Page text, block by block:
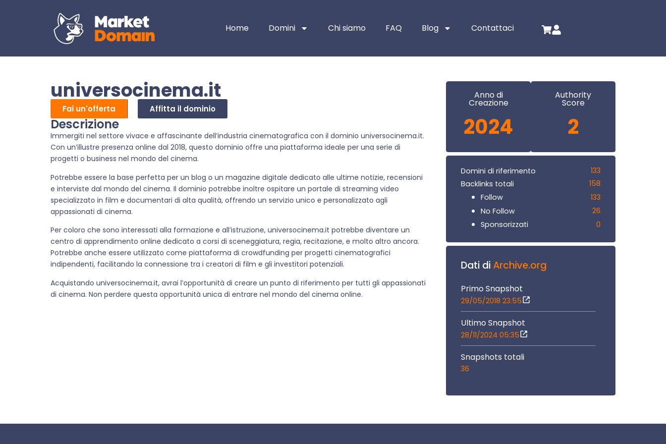
Home Domini Chi siamo FAQ Blog Contattaci
universocinema.it
Fai un'offerta Affitta il dominio
Descrizione
Immergiti nel settore vivace e affascinante dell’industria cinematografica con il dominio universocinema.it.
Con un’illustre presenza online dal 2018, questo dominio offre una piattaforma ideale per una serie di
progetti o business nel mondo del cinema.
Potrebbe essere la base perfetta per un blog o un magazine digitale dedicato alle ultime notizie, recensioni
e interviste dal mondo del cinema. Il dominio potrebbe inoltre ospitare un portale di streaming video
specializzato in film e documentari di alta qualità, offrendo un servizio unico e personalizzato agli
appassionati di cinema.
Per coloro che sono interessati alla formazione e all’istruzione, universocinema.it potrebbe diventare un
centro di apprendimento online dedicato a corsi di sceneggiatura, regia, recitazione, e molto altro ancora.
Potrebbe anche essere utilizzato come piattaforma di crowdfunding per progetti cinematografici
indipendenti, facilitando la connessione tra i creatori di film e gli investitori potenziali.
Acquistando universocinema.it, avrai l’opportunità di creare un punto di riferimento per tutti gli appassionati
di cinema. Non perdere questa opportunità unica di entrare nel mondo del cinema online.
Anno di
Creazione
2024
Authority
Score
2
Domini di riferimento
133
Backlinks totali
158
Follow
133
No Follow
26
Sponsorizzati
0
Dati diArchive.org
Primo Snapshot
29/05/2018 23:55
Ultimo Snapshot
28/11/2024 05:35
Snapshots totali
36